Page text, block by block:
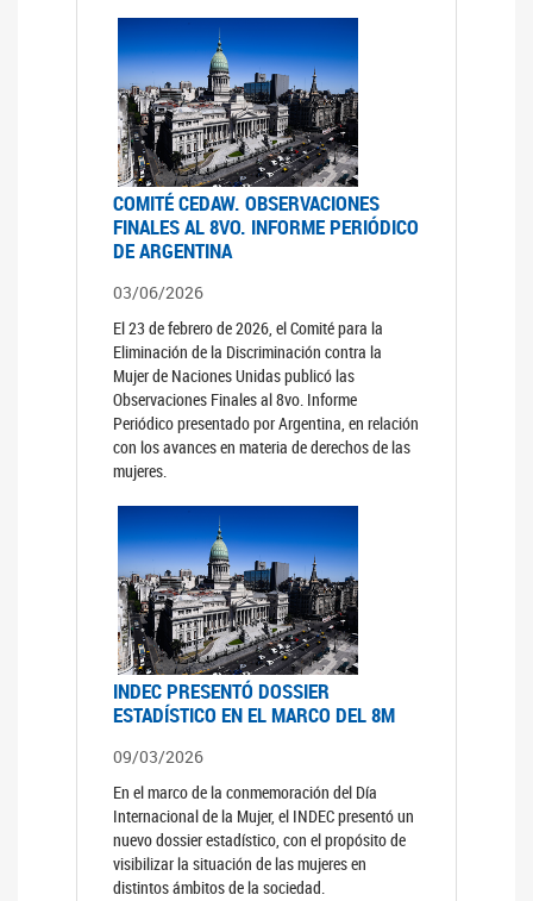
COMITÉ CEDAW. OBSERVACIONES
FINALES AL 8VO. INFORME PERIÓDICO
DE ARGENTINA
03/06/2026
El 23 de febrero de 2026, el Comité para la
Eliminación de la Discriminación contra la
Mujer de Naciones Unidas publicó las
Observaciones Finales al 8vo. Informe
Periódico presentado por Argentina, en relación
con los avances en materia de derechos de las
mujeres.
INDEC PRESENTÓ DOSSIER
ESTADÍSTICO EN EL MARCO DEL 8M
09/03/2026
En el marco de la conmemoración del Día
Internacional de la Mujer, el INDEC presentó un
nuevo dossier estadístico, con el propósito de
visibilizar la situación de las mujeres en
distintos ámbitos de la sociedad.